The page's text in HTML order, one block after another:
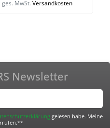
ges. MwSt. Versandkosten
Newsletter
gelesen habe. Meine